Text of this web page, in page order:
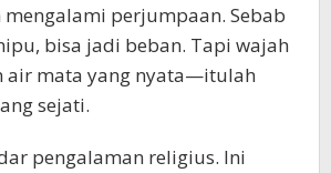
perjumpaan. Sebab
bisa jadi beban. Tapi wajah
air mata yang nyata—itulah
sejati.
pengalaman religius. Ini